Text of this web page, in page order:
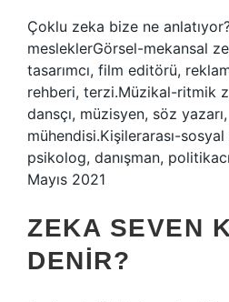
Çoklu zeka bize ne
mesleklerGörsel-mekansal
tasarımcı, film editörü,
rehberi, terzi.Müzikal-ritmik
dansçı, müzisyen, söz
mühendisi.Kişilerarası-
psikolog, danışman,
Mayıs 2021
ZEKA SEVEN
DENIR?